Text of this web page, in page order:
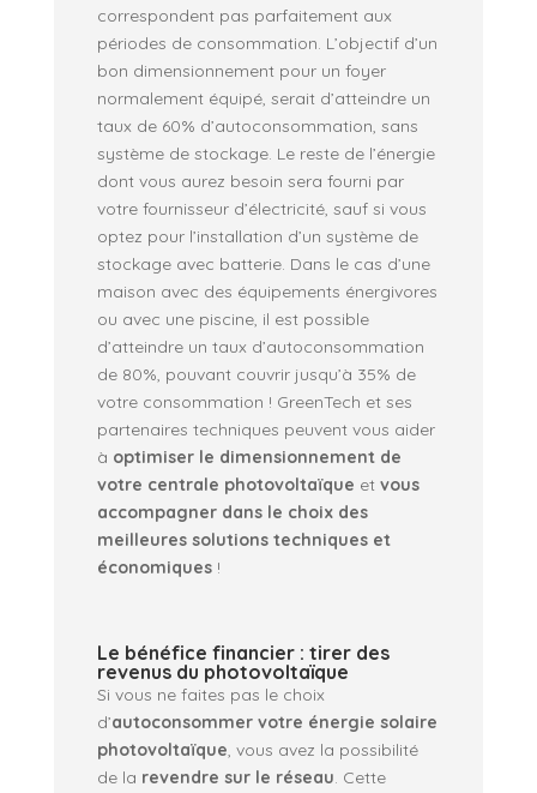
correspondent pas parfaitement aux
périodes de consommation. L’objectif d’un
bon dimensionnement pour un foyer
normalement équipé, serait d’atteindre un
taux de 60% d’autoconsommation, sans
système de stockage. Le reste de l’énergie
dont vous aurez besoin sera fourni par
votre fournisseur d’électricité, sauf si vous
optez pour l’installation d’un système de
stockage avec batterie. Dans le cas d’une
maison avec des équipements énergivores
ou avec une piscine, il est possible
d’atteindre un taux d’autoconsommation
de 80%, pouvant couvrir jusqu’à 35% de
votre consommation ! GreenTech et ses
partenaires techniques peuvent vous aider
à optimiser le dimensionnement de
votre centrale photovoltaïque et vous
accompagner dans le choix des
meilleures solutions techniques et
économiques!
Le bénéfice financier : tirer des
revenus du photovoltaïque
Si vous ne faites pas le choix
d’autoconsommer votre énergie solaire
photovoltaïque, vous avez la possibilité
de la revendre sur le réseau. Cette